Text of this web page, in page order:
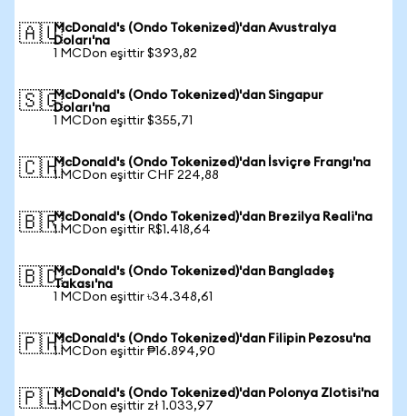
🇦🇺McDonald's (Ondo Tokenized)'dan Avustralya
Doları'na
1 MCDon eşittir $393,82
🇸🇬McDonald's (Ondo Tokenized)'dan Singapur
Doları'na
1 MCDon eşittir $355,71
🇨🇭McDonald's (Ondo Tokenized)'dan İsviçre Frangı'na
1 MCDon eşittir CHF 224,88
🇧🇷McDonald's (Ondo Tokenized)'dan Brezilya Reali'na
1 MCDon eşittir R$1.418,64
🇧🇩McDonald's (Ondo Tokenized)'dan Bangladeş
Takası'na
1 MCDon eşittir ৳34.348,61
🇵🇭McDonald's (Ondo Tokenized)'dan Filipin Pezosu'na
1 MCDon eşittir ₱16.894,90
🇵🇱McDonald's (Ondo Tokenized)'dan Polonya Zlotisi'na
1 MCDon eşittir zł 1.033,97